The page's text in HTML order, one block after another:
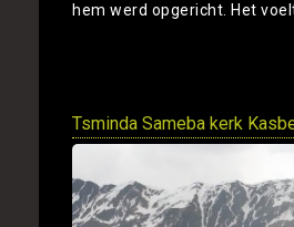
hem werd opgericht. Het voelt
Tsminda Sameba kerk